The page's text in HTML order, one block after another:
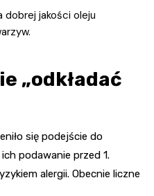
dobrej jakości oleju
„odkładać
się podejście do
podawanie przed 1.
alergii. Obecnie liczne